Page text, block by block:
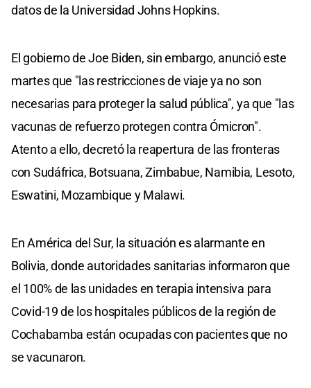
datos de la Universidad Johns Hopkins.
El gobierno de Joe Biden, sin embargo, anunció este
martes que "las restricciones de viaje ya no son
necesarias para proteger la salud pública", ya que "las
vacunas de refuerzo protegen contra Ómicron".
Atento a ello, decretó la reapertura de las fronteras
con Sudáfrica, Botsuana, Zimbabue, Namibia, Lesoto,
Eswatini, Mozambique y Malawi.
En América del Sur, la situación es alarmante en
Bolivia, donde autoridades sanitarias informaron que
el 100% de las unidades en terapia intensiva para
Covid-19 de los hospitales públicos de la región de
Cochabamba están ocupadas con pacientes que no
se vacunaron.